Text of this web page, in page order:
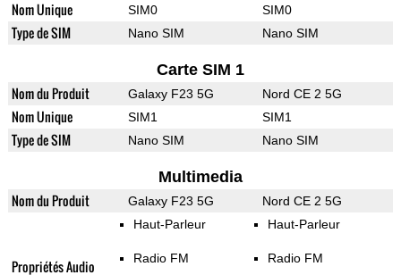
Nom Unique SIM0 SIM0
Type de SIM Nano SIM Nano SIM
Carte SIM 1
Nom du Produit Galaxy F23 5G Nord CE 2 5G
Nom Unique SIM1 SIM1
Type de SIM Nano SIM Nano SIM
Multimedia
Nom du Produit Galaxy F23 5G Nord CE 2 5G
Propriétés Audio
Haut-Parleur
Radio FM
Haut-Parleur
Radio FM